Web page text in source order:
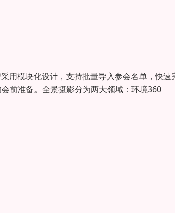
用模块化设计，支持批量导入参会名单，快速
前准备。全景摄影分为两大领域：环境360